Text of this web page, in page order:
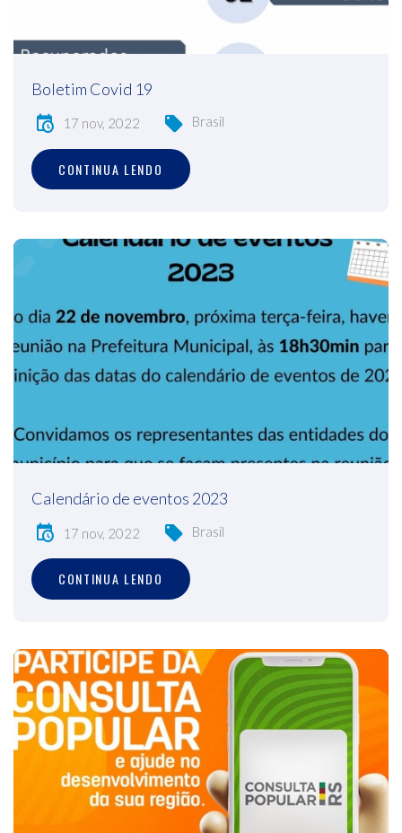
Boletim Covid 19
17 nov, 2022 Brasil
CONTINUA LENDO
Calendário de eventos 2023
17 nov, 2022 Brasil
CONTINUA LENDO